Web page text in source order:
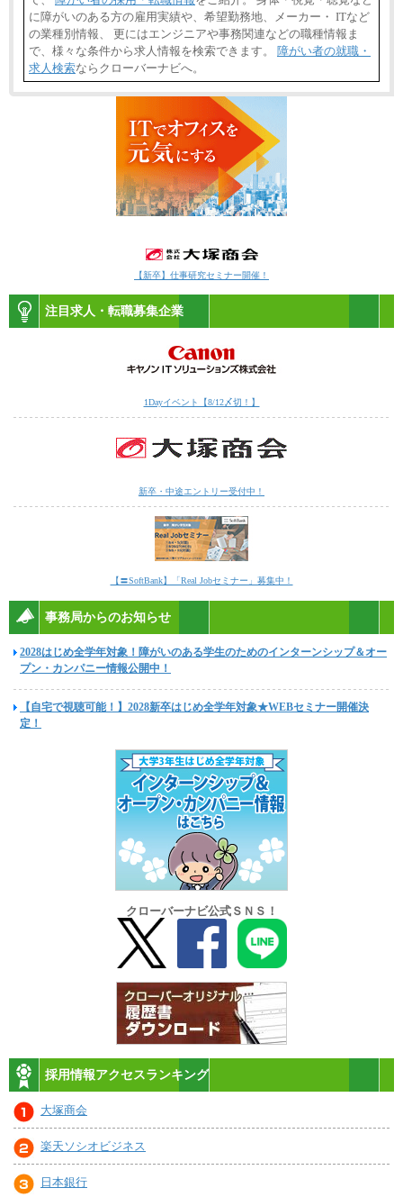
に障がいのある方の雇用実績や、希望勤務地、メーカー・ ITなど
の業種別情報、 更にはエンジニアや事務関連などの職種情報ま
で、様々な条件から求人情報を検索できます。 障がい者の就職・
求人検索ならクローバーナビへ。
【新卒】仕事研究セミナー開催！
注目求人・転職募集企業
1Dayイベント【8/12〆切！】
新卒・中途エントリー受付中！
【〓SoftBank】「Real Jobセミナー」募集中！
事務局からのお知らせ
2028はじめ全学年対象！障がいのある学生のためのインターンシップ＆オー
プン・カンパニー情報公開中！
【自宅で視聴可能！】2028新卒はじめ全学年対象★WEBセミナー開催決
定！
クローバーナビ公式ＳＮＳ！
採用情報アクセスランキング
大塚商会
楽天ソシオビジネス
日本銀行